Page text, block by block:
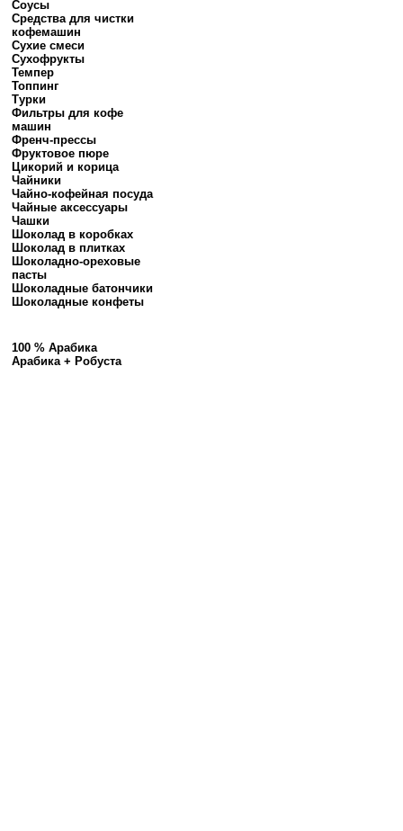
Соусы
Средства для чистки
кофемашин
Сухие смеси
Сухофрукты
Темпер
Топпинг
Турки
Фильтры для кофе
машин
Френч-прессы
Фруктовое пюре
Цикорий и корица
Чайники
Чайно-кофейная посуда
Чайные аксессуары
Чашки
Шоколад в коробках
Шоколад в плитках
Шоколадно-ореховые
пасты
Шоколадные батончики
Шоколадные конфеты
100 % Арабика
Арабика + Робуста